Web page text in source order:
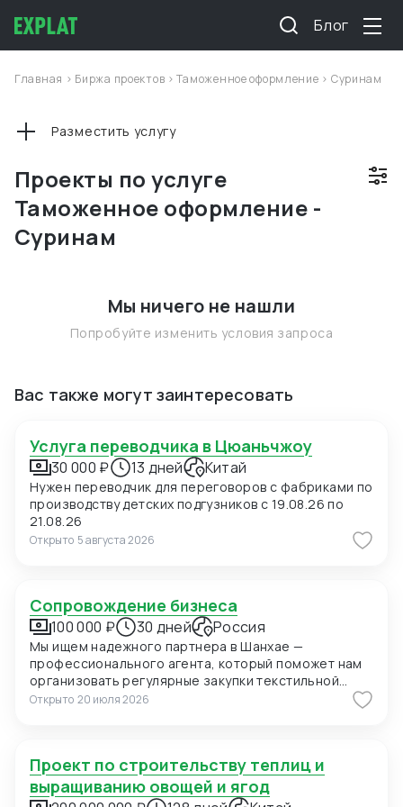
Блог
Главная > Биржа проектов >Таможенное оформление > Суринам
Проекты по услуге
Таможенное оформление -
Суринам
Разместить услугу
Мы ничего не нашли
Попробуйте изменить условия запроса
Вас также могут заинтересовать
Услуга переводчика в Цюаньчжоу
30 000 ₽ 13 дней Китай
Нужен переводчик для переговоров с фабриками по
производству детских подгузников с 19.08.26 по
21.08.26
Открыто 5 августа 2026
Сопровождение бизнеса
100 000 ₽ 30 дней Россия
Мы ищем надежного партнера в Шанхае —
профессионального агента, который поможет нам
организовать регулярные закупки текстильной
продукции и фурнитуры в Китае. В ближайшее время
мы планируем приехать в Шанхай для личных встреч
и поиск подходящих фабрик. Конкретно сейчас нас
интересуют позиции: 1. Вешалки пластиковые для
мужских костюмов с возможностью нанесения
Открыто 20 июля 2026
Проект по строительству теплиц и
выращиванию овощей и ягод